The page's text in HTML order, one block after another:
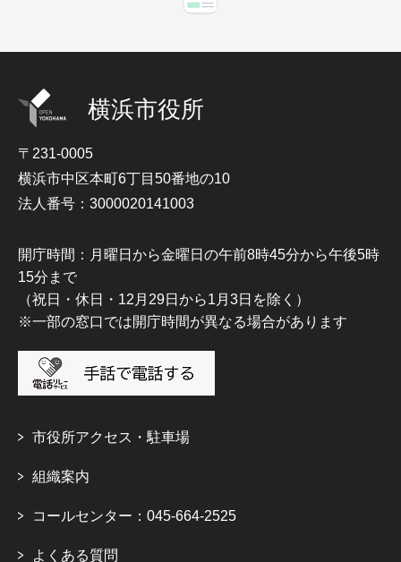
横浜市役所
〒231-0005
横浜市中区本町6丁目50番地の10
法人番号：3000020141003
開庁時間：月曜日から金曜日の午前8時45分から午後5時
15分まで
（祝日・休日・12月29日から1月3日を除く）
※一部の窓口では開庁時間が異なる場合があります
市役所アクセス・駐車場
組織案内
コールセンター：045-664-2525
よくある質問